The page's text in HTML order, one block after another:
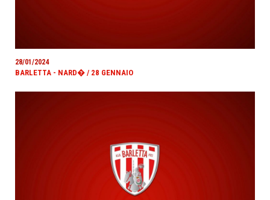
28/01/2024
BARLETTA - NARD� / 28 GENNAIO